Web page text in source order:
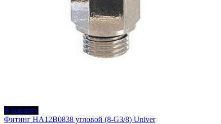
В корзину
Фитинг HA12B0838 угловой (8-G3/8) Univer